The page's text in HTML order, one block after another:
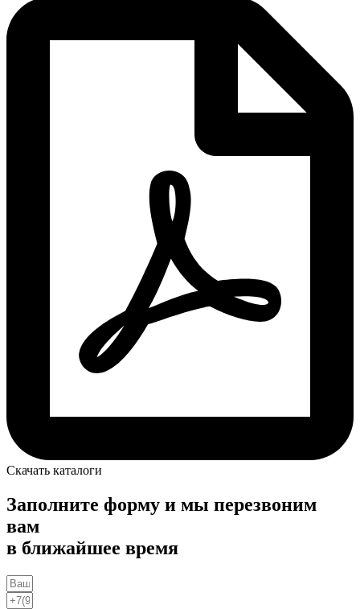
Скачать каталоги
Заполните форму и мы перезвоним
вам
в ближайшее время